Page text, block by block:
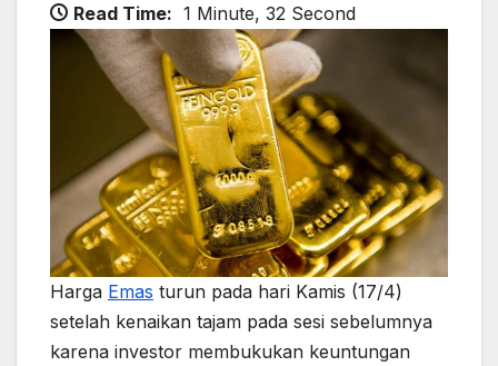
Read Time: 1 Minute, 32 Second
Harga Emas turun pada hari Kamis (17/4)
setelah kenaikan tajam pada sesi sebelumnya
karena investor membukukan keuntungan